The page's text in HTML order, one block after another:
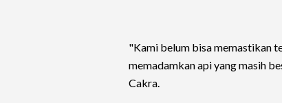
"Kami belum bisa memastikan
memadamkan api yang masih
Cakra.